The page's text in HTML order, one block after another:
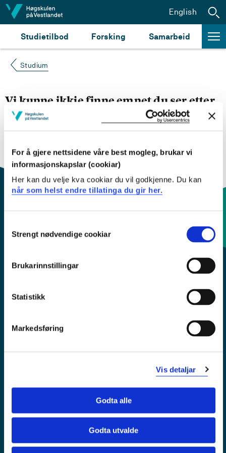
For å gjere nettsidene våre best mogleg, brukar vi
informasjonskapslar (cookiar)
Her kan du velje kva cookiar du vil godkjenne. Du kan
når som helst endre tillatinga du gir her.
Selection
Strengt nødvendige cookiar
Brukarinnstillingar
Statistikk
Markedsføring
Vis detaljar
Godta alle
Godta utvalde
Hopp til innhald
Studietilbod Forsking Samarbeid
English
Studium
Vi kunne ikkje finne emnet du ser etter
søke opp emnet du ser etter i
engelsk emneplan ved å klikke på «English».